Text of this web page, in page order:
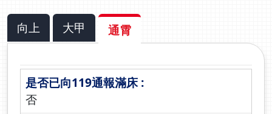
向上 大甲 通霄
否